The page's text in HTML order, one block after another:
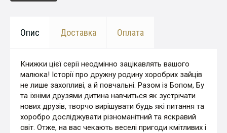
Опис Доставка Оплата
Книжки цієї серії неодмінно зацікавлять вашого
малюка! Історії про дружну родину хоробрих зайців
не лише захопливі, а й повчальні. Разом із Бопом, Бу
та їхніми друзями дитина навчиться як зустрічати
нових друзів, творчо вирішувати будь які питання та
хоробро досліджувати різноманітний та яскравий
світ. Отже, на вас чекають веселі пригоди кмітливих і